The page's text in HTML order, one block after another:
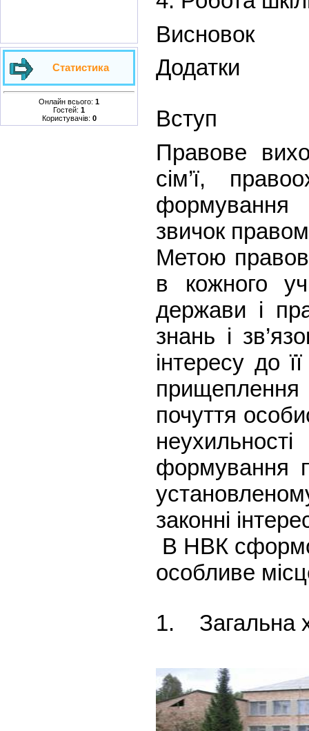
Статистика
Онлайн всього: 1
Гостей: 1
Користувачів: 0
Висновок
Додатки
Правове
сім’ї,
формування
звичок
Метою
в кожного
держави і
знань і
інтересу до
почуття
формування
законні
В НВК
особливе
1. Загальна